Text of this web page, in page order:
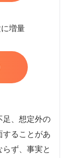
増量
足、想定外の
ることがあ
ず、事実と